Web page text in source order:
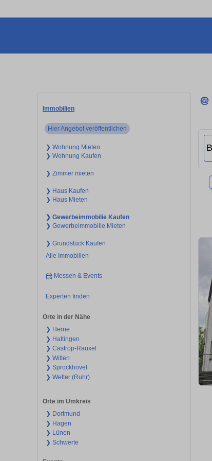
Immobilien
Hier Angebot veröffentlichen
❯ Wohnung Mieten
❯ Wohnung Kaufen
❯ Zimmer mieten
❯ Haus Kaufen
❯ Haus Mieten
❯ Gewerbeimmobilie Kaufen
❯ Gewerbeimmobilie Mieten
❯ Grundstück Kaufen
Alle Immobilien
Messen & Events
Experten finden
Orte in der Nähe
❯ Herne
❯ Hattingen
❯ Castrop-Rauxel
❯ Witten
❯ Sprockhövel
❯ Wetter (Ruhr)
Orte im Umkreis
❯ Dortmund
❯ Hagen
❯ Lünen
❯ Schwerte